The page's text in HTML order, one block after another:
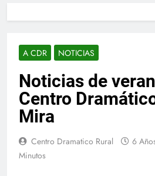
A CDR NOTICIAS
Noticias de
Centro
Mira
Centro Dramatico Rural 6
Minutos